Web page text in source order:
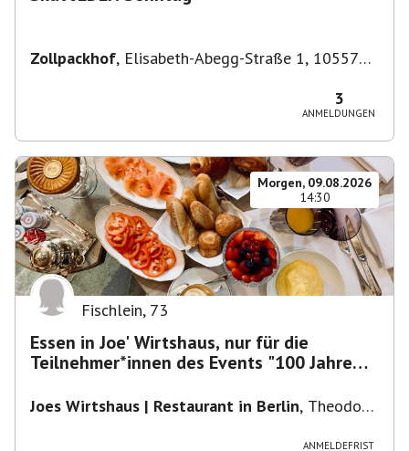
Zollpackhof, Elisabeth-Abegg-Straße 1, 10557
3
ANMELDUNGEN
Morgen, 09.08.2026
14:30
Fischlein, 73
Essen in Joe' Wirtshaus, nur für die
Teilnehmer*innen des Events "100 Jahre
Joes Wirtshaus | Restaurant in Berlin, Theodor-
ANMELDEFRIST